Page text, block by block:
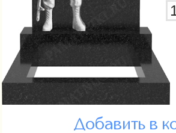
Добавить в